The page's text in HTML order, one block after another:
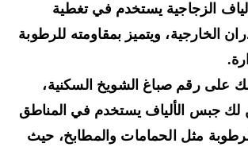
الزجاجية يستخدم في تغطية
ويتميز بمقاومته للرطوبة
رقم صباغ الشويخ السكنية،
جبس الألياف يستخدم في المناطق
مثل الحمامات والمطابخ، حيث